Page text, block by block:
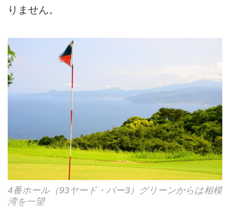
りません。
4番ホール（93ヤード・パー3）グリーンからは相模
湾を一望